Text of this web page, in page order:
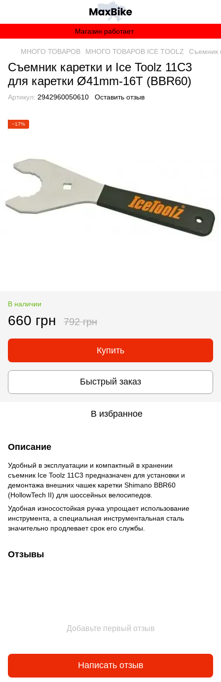
Магазин работает
МНОГО ТОВАРОВ МНОГО ТОВАРОВ ICE TOOLZ Съемник
Съемник каретки и Ice Toolz 11C3
для каретки Ø41mm-16T (BBR60)
Артикул: 2942960050610 Оставить отзыв
−17%
В наличии
660 грн 792 грн
Купить
Быстрый заказ
В избранное
Описание
Удобный в эксплуатации и компактный в хранении
съемник Ice Toolz 11C3 предназначен для установки и
демонтажа внешних чашек каретки Shimano BBR60
(HollowTech II) для шоссейных велосипедов.
Удобная износостойкая ручка упрощает использование
инструмента, а специальная инструментальная сталь
значительно продлевает срок его службы.
Отзывы
Добавьте первый отзыв
Написать отзыв